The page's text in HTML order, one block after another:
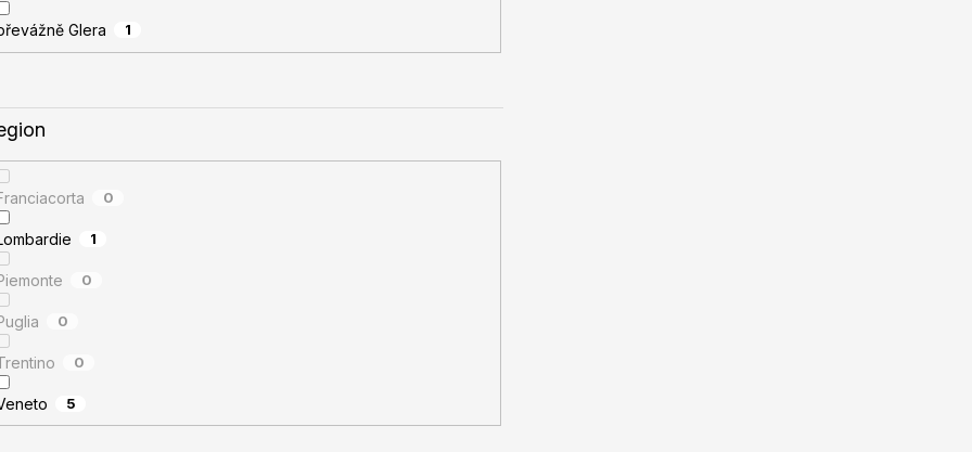
Glera 1
0
1
0
0
0
5